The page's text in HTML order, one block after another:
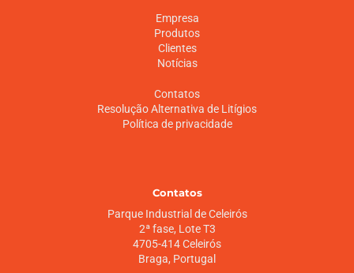
Empresa
Produtos
Clientes
Notícias
Contatos
Resolução Alternativa de Litígios
Política de privacidade
Contatos
Parque Industrial de Celeirós
2ª fase, Lote T3
4705-414 Celeirós
Braga, Portugal